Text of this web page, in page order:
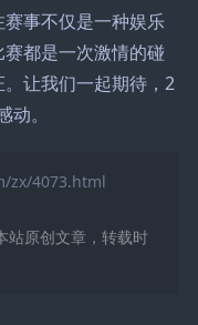
事不仅是一种娱乐
都是一次激情的碰
让我们一起期待，2
。
zx/4073.html
站原创文章，转载时